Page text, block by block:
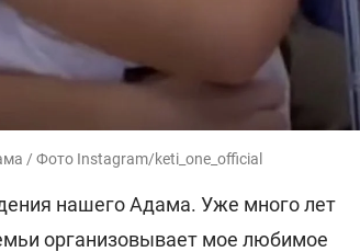
/ Фото Instagram/keti_one_official
нашего Адама. Уже много лет
организовывает мое любимое